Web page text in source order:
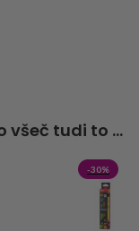
všeč tudi to ...
-30%